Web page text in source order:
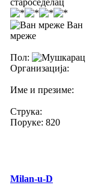
Ван
мреже
Пол:
Организација:
Име и презиме:
Струка:
Поруке: 820
Milan-u-D